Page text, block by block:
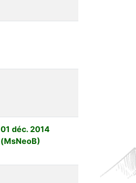
01 déc. 2014
(MsNeoB)